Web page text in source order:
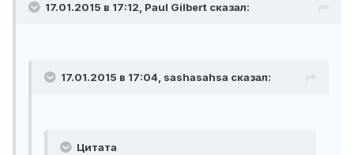
17.01.2015 в 17:12, Paul Gilbert сказал:
17.01.2015 в 17:04, sashasahsa сказал:
Цитата